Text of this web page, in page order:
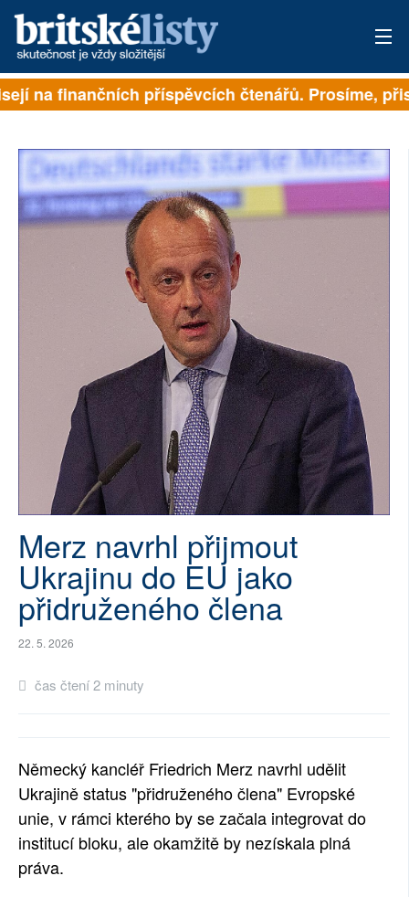
PŘIHLÁSIT
ARCHIV
ROZHOVORY
NEJČTENĚJŠÍ ZA 7 DNÍ
PŘÍSPĚVKY NA PROVOZ
SOCIÁLNÍ SÍTĚ
RUBRIKY
PLNÁ VERZE STRÁNEK
na finančních příspěvcích čtenářů. Prosíme,
Merz navrhl přijmout
Ukrajinu do EU jako
přidruženého člena
22. 5. 2026
čas čtení 2 minuty
Německý kancléř Friedrich Merz navrhl udělit
Ukrajině status "přidruženého člena" Evropské
unie, v rámci kterého by se začala integrovat do
institucí bloku, ale okamžitě by nezískala plná
práva.